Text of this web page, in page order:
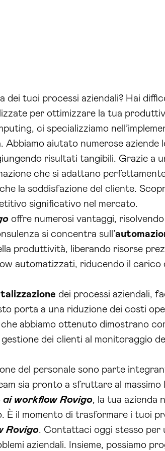
dei tuoi processi aziendali? Hai
per ottimizzare la tua
ci specializziamo
Abbiamo aiutato numerose
risultati tangibili. Grazie a
che si adattano
la soddisfazione del cliente.
significativo nel mercato.
offre numerosi vantaggi,
si concentra sull’
produttività, liberando risorse
automatizzati, riducendo il carico
dei processi aziendali,
porta a una riduzione dei costi
abbiamo ottenuto dimostrano
dei clienti al monitoraggio
del personale sono parte
sia pronto a sfruttare al
ai workflow Rovigo, la tua azienda
È il momento di trasformare i tuoi
Rovigo. Contattaci oggi stesso per
aziendali. Insieme, possiamo